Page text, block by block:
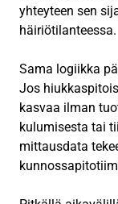
yhteyteen sen
häiriötilanteessa.
Sama logiikka
Jos
kasvaa ilman
kulumisesta tai
mittausdata